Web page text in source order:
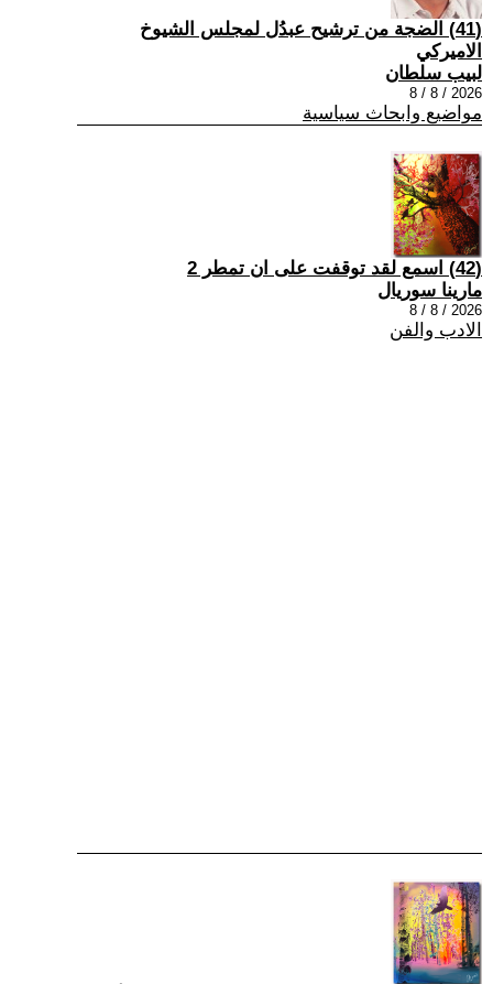
(41) الضجة من ترشيح عبدُل لمجلس الشيوخ
الاميركي
لبيب سلطان
2026 / 8 / 8
مواضيع وابحاث سياسية
(42) اسمع لقد توقفت على ان تمطر 2
مارينا سوريال
2026 / 8 / 8
الادب والفن